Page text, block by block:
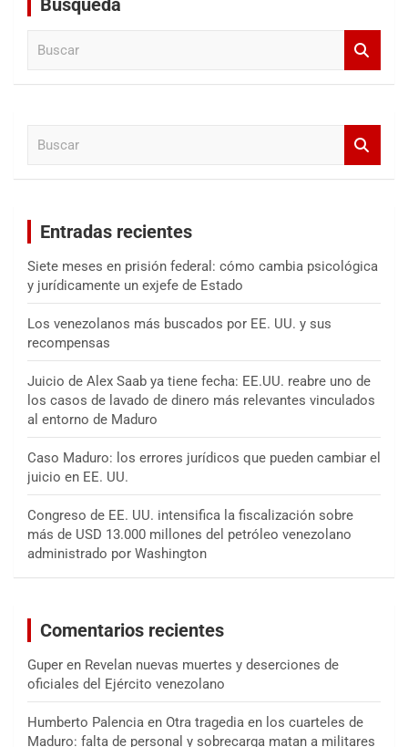
Búsqueda
Entradas recientes
Siete meses en prisión federal: cómo cambia psicológica
y jurídicamente un exjefe de Estado
Los venezolanos más buscados por EE. UU. y sus
recompensas
Juicio de Alex Saab ya tiene fecha: EE.UU. reabre uno de
los casos de lavado de dinero más relevantes vinculados
al entorno de Maduro
Caso Maduro: los errores jurídicos que pueden cambiar el
juicio en EE. UU.
Congreso de EE. UU. intensifica la fiscalización sobre
más de USD 13.000 millones del petróleo venezolano
administrado por Washington
Comentarios recientes
Guper en Revelan nuevas muertes y deserciones de
oficiales del Ejército venezolano
Humberto Palencia en Otra tragedia en los cuarteles de
Maduro: falta de personal y sobrecarga matan a militares